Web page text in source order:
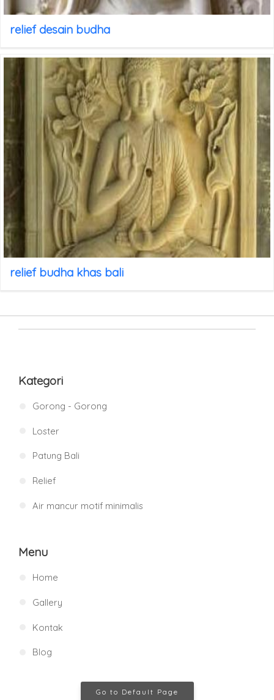
relief desain budha
relief budha khas bali
Kategori
Gorong - Gorong
Loster
Patung Bali
Relief
Air mancur motif minimalis
Menu
Home
Gallery
Kontak
Blog
Go to Default Page